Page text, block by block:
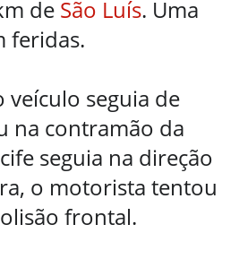
de São Luís. Uma
feridas.
veículo seguia de
na contramão da
seguia na direção
o motorista tentou
frontal.